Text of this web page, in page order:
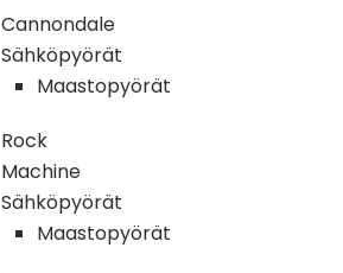
Cannondale
Sähköpyörät
Maastopyörät
Rock
Machine
Sähköpyörät
Maastopyörät